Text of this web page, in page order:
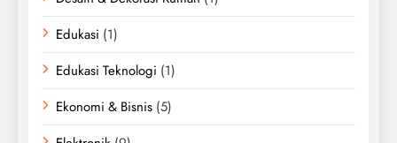
Edukasi (1)
Edukasi Teknologi (1)
Ekonomi & Bisnis (5)